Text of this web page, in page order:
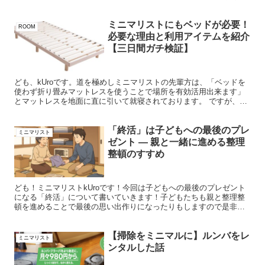
ROOM
ミニマリストにもベッドが必要！
必要な理由と利用アイテムを紹介
【三日間ガチ検証】
ども、kUroです。道を極めしミニマリストの先輩方は、「ベッドを
使わず折り畳みマットレスを使うことで場所を有効活用出来ます」
とマットレスを地面に直に引いて就寝されております。 ですが、私
ミニマリスト
「終活」は子どもへの最後のプレ
ゼント ― 親と一緒に進める整理
整頓のすすめ
ども！ミニマリストkUroです！今回は子どもへの最後のプレゼント
になる「終活」について書いていきます！子どもたちも親と整理整
頓を進めることで最後の思い出作りになったりもしますので是非や
ミニマリスト
【掃除をミニマルに】ルンバをレ
ンタルした話